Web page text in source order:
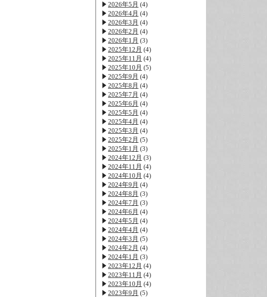
2026年5月 (4)
2026年4月 (4)
2026年3月 (4)
2026年2月 (4)
2026年1月 (3)
2025年12月 (4)
2025年11月 (4)
2025年10月 (5)
2025年9月 (4)
2025年8月 (4)
2025年7月 (4)
2025年6月 (4)
2025年5月 (4)
2025年4月 (4)
2025年3月 (4)
2025年2月 (5)
2025年1月 (3)
2024年12月 (3)
2024年11月 (4)
2024年10月 (4)
2024年9月 (4)
2024年8月 (3)
2024年7月 (3)
2024年6月 (4)
2024年5月 (4)
2024年4月 (4)
2024年3月 (5)
2024年2月 (4)
2024年1月 (3)
2023年12月 (4)
2023年11月 (4)
2023年10月 (4)
2023年9月 (5)